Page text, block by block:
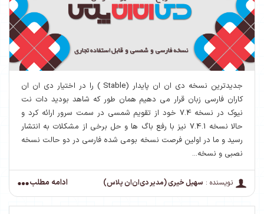
جدیدترین نسخه دی ان ان پایدار (Stable ) را در اختیار دی ان ان
کاران فارسی زبان قرار می دهیم همان طور که شاهد بودید دات نت
نیوک در نسخه 7.4 خود از تقویم شمسی در سمت سرور ارائه کرد و
حالا نسخه 7.4.1 نیز با رفع باگ ها و حل برخی از مشکلات به انتشار
رسید و ما در اولین فرصت نسخه بومی شده فارسی در دو حالت نسخه
نصبی و نسخه...
نویسنده : سهیل خیری (مدیر دی‌ان‌ان پلاس) ادامه مطلب